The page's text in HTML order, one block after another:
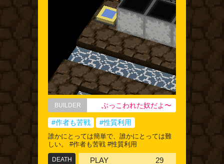
BUILDER ぶっこわれた奴だよ〜
#作者も苦戦 #性質利用
誰かにとっては簡単で、誰かにとっては難
しい。 #作者も苦戦 #性質利用
DEATH PLAY 29